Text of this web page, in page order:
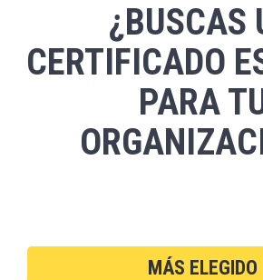
¿BUSCAS
CERTIFICADO
PARA
MÁS ELEGIDO